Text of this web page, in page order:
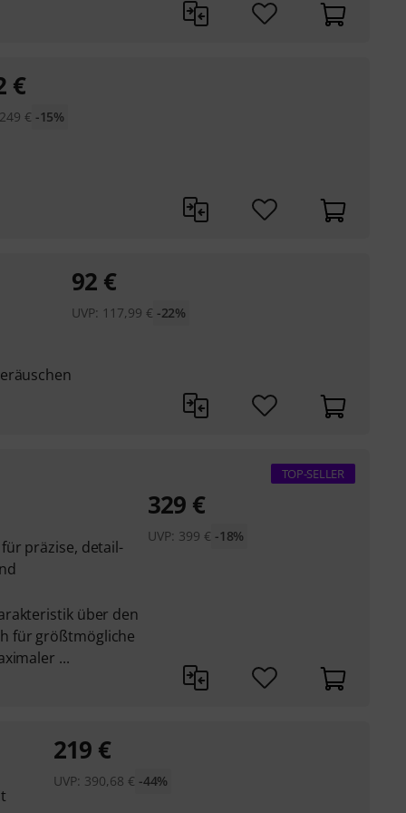
€
249 € -15%
92 €
UVP: 117,99 € -22%
präzise, detail-
über den
für größtmögliche
...
TOP-SELLER
329 €
UVP: 399 € -18%
219 €
UVP: 390,68 € -44%